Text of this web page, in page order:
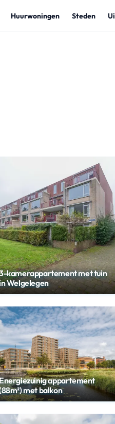
Huurwoningen Steden
kamerappartement met tuin
Welgelegen
appartement
met balkon